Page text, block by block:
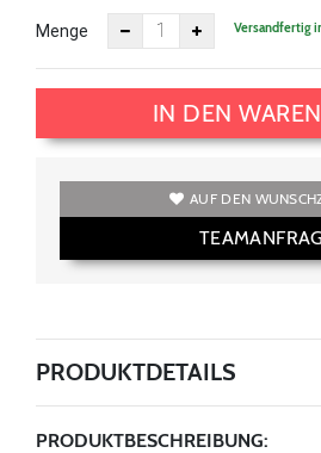
Menge Versandfertig
IN DEN
AUF DEN
PRODUKTDETAILS
PRODUKTBESCHREIBUNG: